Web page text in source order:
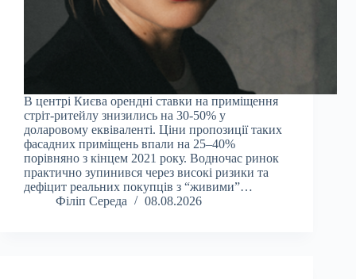
В центрі Києва орендні ставки на приміщення
стріт-ритейлу знизились на 30-50% у
доларовому еквіваленті. Ціни пропозиції таких
фасадних приміщень впали на 25–40%
порівняно з кінцем 2021 року. Водночас ринок
практично зупинився через високі ризики та
дефіцит реальних покупців з “живими”…
Філіп Середа
08.08.2026